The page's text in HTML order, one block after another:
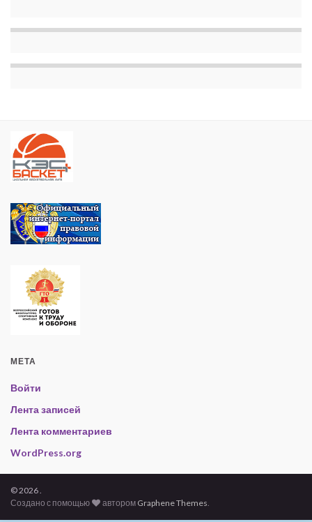
МЕТА
Войти
Лента записей
Лента комментариев
WordPress.org
© 2026 .
Создано с помощью
автором Graphene Themes